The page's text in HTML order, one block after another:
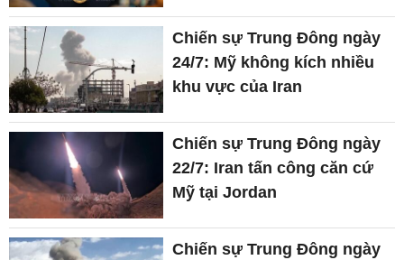
Chiến sự Trung Đông ngày
24/7: Mỹ không kích nhiều
khu vực của Iran
Chiến sự Trung Đông ngày
22/7: Iran tấn công căn cứ
Mỹ tại Jordan
Chiến sự Trung Đông ngày